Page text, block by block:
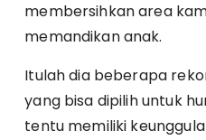
membersihkan area
memandikan anak.
Itulah dia beberapa
yang bisa dipilih untuk
tentu memiliki